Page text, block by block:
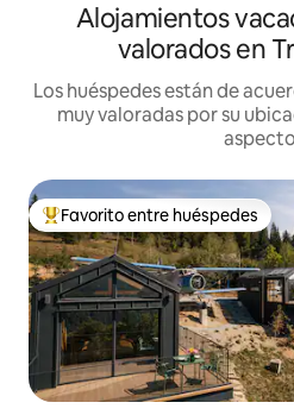
Alojamientos
valorados en
Los huéspedes están de
muy valoradas por su
Favorito entre huéspedes
Favorito entre huéspedes